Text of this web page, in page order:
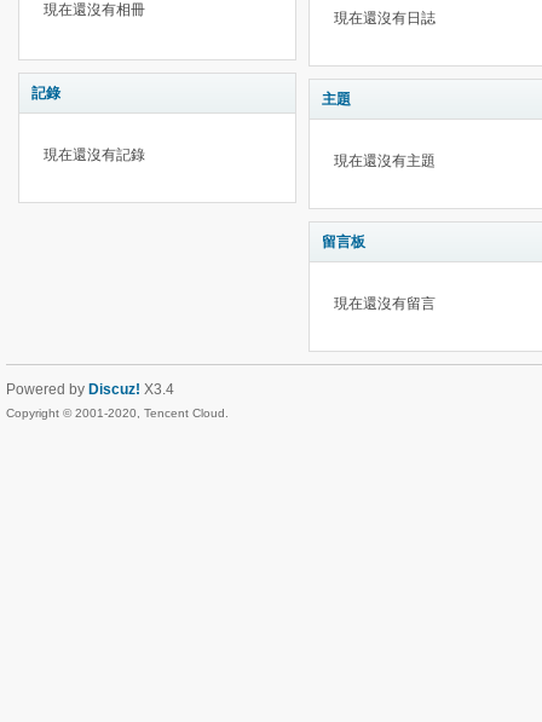
現在還沒有相冊
記錄
現在還沒有記錄
現在還沒有日誌
主題
現在還沒有主題
留言板
現在還沒有留言
Powered by Discuz! X3.4
Copyright © 2001-2020, Tencent Cloud.